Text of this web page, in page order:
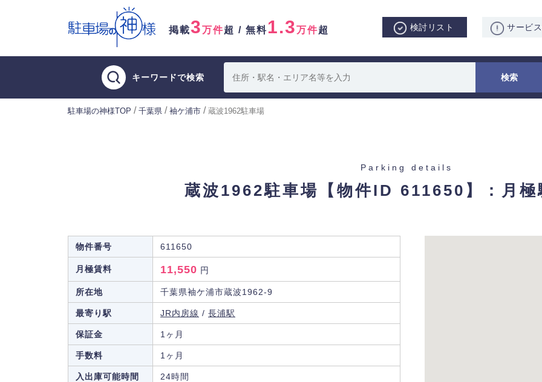
掲載3万件超 / 無料1.3万件超 検討リスト サービ
キーワードで検索
駐車場の神様TOP / 千葉県 / 袖ケ浦市 / 蔵波1962駐車場
Parking details
蔵波1962駐車場 【物件ID 611650】：月極
物件番号 611650
月極賃料 11,550 円
所在地 千葉県袖ケ浦市蔵波1962-9
最寄り駅 JR内房線 / 長浦駅
保証金 1ヶ月
手数料 1ヶ月
入出庫可能時間 24時間